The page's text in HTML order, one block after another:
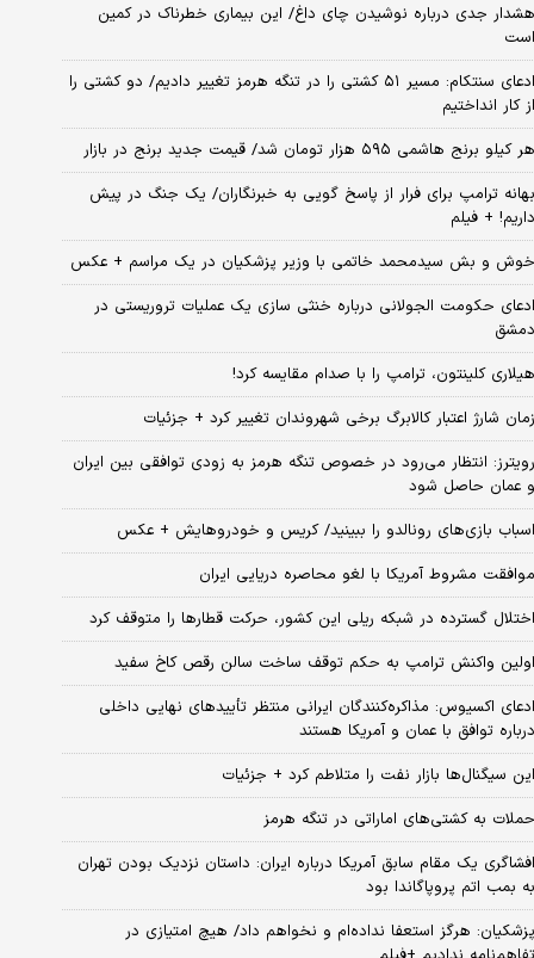
هشدار جدی درباره نوشیدن چای داغ/ این بیماری خطرناک در کمین
است
ادعای سنتکام: مسیر ۵۱ کشتی را در تنگه هرمز تغییر دادیم/ دو کشتی را
از کار انداختیم
هر کیلو برنج هاشمی ۵۹۵ هزار تومان شد/ قیمت جدید برنج در بازار
بهانه ترامپ برای فرار از پاسخ گویی به خبرنگاران/ یک جنگ در پیش
داریم! + فیلم
خوش و بش سیدمحمد خاتمی با وزیر پزشکیان در یک مراسم + عکس
ادعای حکومت الجولانی درباره خنثی سازی یک عملیات تروریستی در
دمشق
هیلاری کلینتون، ترامپ را با صدام مقایسه کرد!
زمان شارژ اعتبار کالابرگ برخی شهروندان تغییر کرد + جزئیات
رویترز: انتظار می‌رود در خصوص تنگه هرمز به زودی توافقی بین ایران
و عمان حاصل شود
اسباب‌ بازی‌های رونالدو را ببینید/ کریس و خودروهایش + عکس
موافقت مشروط آمریکا با لغو محاصره دریایی ایران
اختلال گسترده در شبکه ریلی این کشور، حرکت قطارها را متوقف کرد
اولین واکنش ترامپ به حکم توقف ساخت سالن رقص کاخ سفید
ادعای اکسیوس: مذاکره‌کنندگان ایرانی منتظر تأییدهای نهایی داخلی
درباره توافق با عمان و آمریکا هستند
این سیگنال‌ها بازار نفت را متلاطم کرد + جزئیات
حملات به کشتی‌های اماراتی در تنگه هرمز
افشاگری یک مقام سابق آمریکا درباره ایران: داستان نزدیک بودن تهران
به بمب اتم پروپاگاندا بود
پزشکیان: هرگز استعفا نداده‌ام و نخواهم داد/ هیچ امتیازی در